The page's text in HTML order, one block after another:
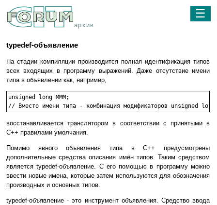
архив
☰
typedef-объявление
На стадии компиляции производится полная идентификация типов
всех входящих в программу выражений. Даже отсутствие имени
типа в объявлении как, например,
unsigned long MMM;
// Вместо имени типа - комбинация модификаторов unsigned
восстанавливается транслятором в соответствии с принятыми в
C++ правилами умолчания.
Помимо явного объявления типа в C++ предусмотрены
дополнительные средства описания имён типов. Таким средством
является typedef-объявление. С его помощью в программу можно
ввести новые имена, которые затем используются для обозначения
производных и основных типов.
typedef-объявление - это инструмент объявления. Средство ввода